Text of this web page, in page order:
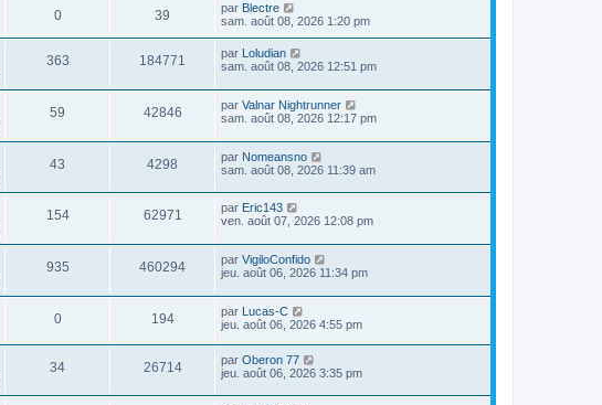
0 39 par Blectre
sam. août 08, 2026 1:20 pm
363 184771 par
Loludian
sam. août 08, 2026 12:51 pm
59 42846 par Valnar Nightrunner
sam. août 08, 2026 12:17 pm
43 4298 par Nomeansno
sam. août 08, 2026 11:39 am
154 62971 par Eric143
ven. août 07, 2026 12:08 pm
935 460294 par VigiloConfido
jeu. août 06, 2026 11:34 pm
0 194 par Lucas-C
jeu. août 06, 2026 4:55 pm
34 26714 par Oberon 77
jeu. août 06, 2026 3:35 pm